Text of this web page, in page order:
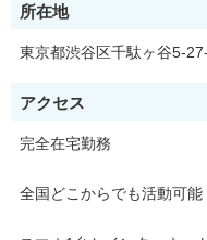
所属ライバー向けに、事務
* 渋谷スクランブル交差点
* 東京ガールズコレクショ
あなたの知名度を一気にア
所在地
東京都渋谷区千駄ヶ谷5-
アクセス
完全在宅勤務
全国どこからでも活動可能